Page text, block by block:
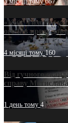
«Кейс Тихона» у
оголив кризу
4 місяці тому160
Від гучного
справу Мстислава
1 день тому4